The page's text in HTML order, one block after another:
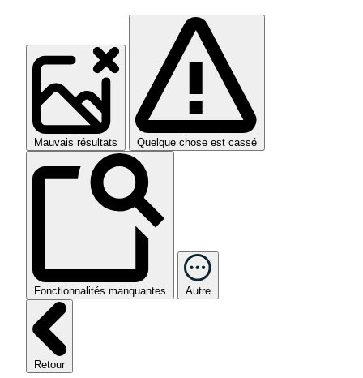
Mauvais résultats Quelque chose est cassé
Fonctionnalités manquantes Autre
Retour